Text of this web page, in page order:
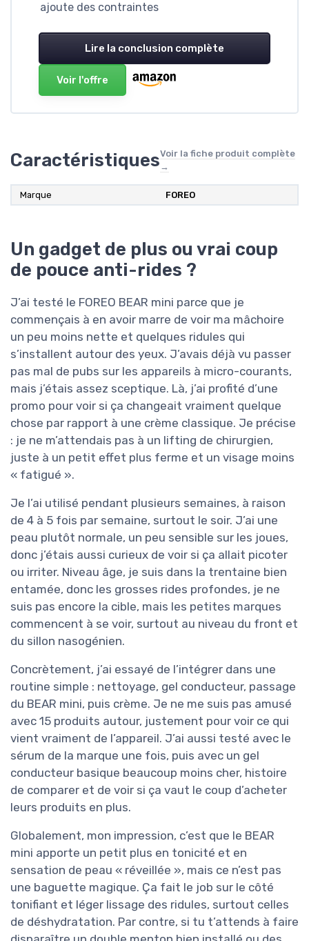
ajoute des contraintes
Lire la conclusion complète
Voir l'offre
CaractéristiquesVoir la fiche produit complète
→
Marque FOREO
Un gadget de plus ou vrai coup
de pouce anti-rides ?
J’ai testé le FOREO BEAR mini parce que je
commençais à en avoir marre de voir ma mâchoire
un peu moins nette et quelques ridules qui
s’installent autour des yeux. J’avais déjà vu passer
pas mal de pubs sur les appareils à micro-courants,
mais j’étais assez sceptique. Là, j’ai profité d’une
promo pour voir si ça changeait vraiment quelque
chose par rapport à une crème classique. Je précise
: je ne m’attendais pas à un lifting de chirurgien,
juste à un petit effet plus ferme et un visage moins
« fatigué ».
Je l’ai utilisé pendant plusieurs semaines, à raison
de 4 à 5 fois par semaine, surtout le soir. J’ai une
peau plutôt normale, un peu sensible sur les joues,
donc j’étais aussi curieux de voir si ça allait picoter
ou irriter. Niveau âge, je suis dans la trentaine bien
entamée, donc les grosses rides profondes, je ne
suis pas encore la cible, mais les petites marques
commencent à se voir, surtout au niveau du front et
du sillon nasogénien.
Concrètement, j’ai essayé de l’intégrer dans une
routine simple : nettoyage, gel conducteur, passage
du BEAR mini, puis crème. Je ne me suis pas amusé
avec 15 produits autour, justement pour voir ce qui
vient vraiment de l’appareil. J’ai aussi testé avec le
sérum de la marque une fois, puis avec un gel
conducteur basique beaucoup moins cher, histoire
de comparer et de voir si ça vaut le coup d’acheter
leurs produits en plus.
Globalement, mon impression, c’est que le BEAR
mini apporte un petit plus en tonicité et en
sensation de peau « réveillée », mais ce n’est pas
une baguette magique. Ça fait le job sur le côté
tonifiant et léger lissage des ridules, surtout celles
de déshydratation. Par contre, si tu t’attends à faire